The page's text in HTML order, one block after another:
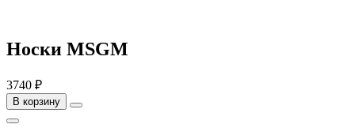
Носки MSGM
3740 ₽
В корзину